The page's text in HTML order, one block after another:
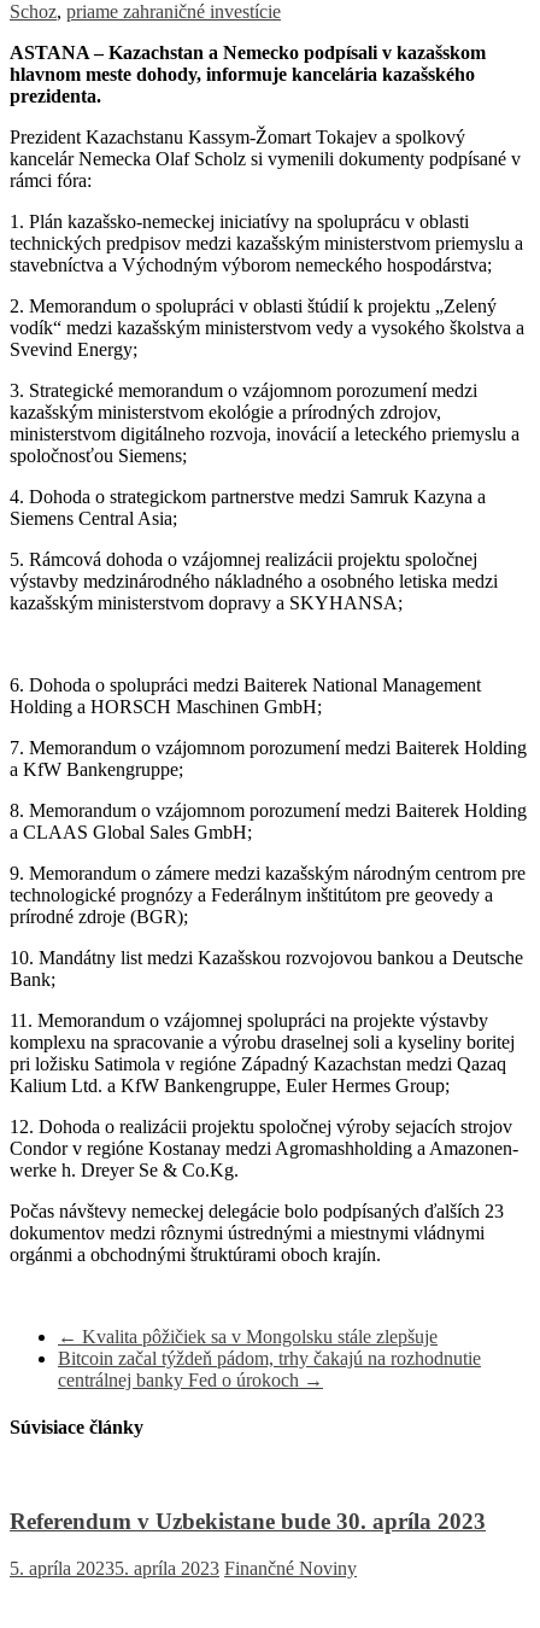
Schoz, priame zahraničné investície
ASTANA – Kazachstan a Nemecko podpísali v kazašskom
hlavnom meste dohody, informuje kancelária kazašského
prezidenta.
Prezident Kazachstanu Kassym-Žomart Tokajev a spolkový
kancelár Nemecka Olaf Scholz si vymenili dokumenty podpísané v
rámci fóra:
1. Plán kazašsko-nemeckej iniciatívy na spoluprácu v oblasti
technických predpisov medzi kazašským ministerstvom priemyslu a
stavebníctva a Východným výborom nemeckého hospodárstva;
2. Memorandum o spolupráci v oblasti štúdií k projektu „Zelený
vodík“ medzi kazašským ministerstvom vedy a vysokého školstva a
Svevind Energy;
3. Strategické memorandum o vzájomnom porozumení medzi
kazašským ministerstvom ekológie a prírodných zdrojov,
ministerstvom digitálneho rozvoja, inovácií a leteckého priemyslu a
spoločnosťou Siemens;
4. Dohoda o strategickom partnerstve medzi Samruk Kazyna a
Siemens Central Asia;
5. Rámcová dohoda o vzájomnej realizácii projektu spoločnej
výstavby medzinárodného nákladného a osobného letiska medzi
kazašským ministerstvom dopravy a SKYHANSA;
6. Dohoda o spolupráci medzi Baiterek National Management
Holding a HORSCH Maschinen GmbH;
7. Memorandum o vzájomnom porozumení medzi Baiterek Holding
a KfW Bankengruppe;
8. Memorandum o vzájomnom porozumení medzi Baiterek Holding
a CLAAS Global Sales GmbH;
9. Memorandum o zámere medzi kazašským národným centrom pre
technologické prognózy a Federálnym inštitútom pre geovedy a
prírodné zdroje (BGR);
10. Mandátny list medzi Kazašskou rozvojovou bankou a Deutsche
Bank;
11. Memorandum o vzájomnej spolupráci na projekte výstavby
komplexu na spracovanie a výrobu draselnej soli a kyseliny boritej
pri ložisku Satimola v regióne Západný Kazachstan medzi Qazaq
Kalium Ltd. a KfW Bankengruppe, Euler Hermes Group;
12. Dohoda o realizácii projektu spoločnej výroby sejacích strojov
Condor v regióne Kostanay medzi Agromashholding a Amazonen-
werke h. Dreyer Se & Co.Kg.
Počas návštevy nemeckej delegácie bolo podpísaných ďalších 23
dokumentov medzi rôznymi ústrednými a miestnymi vládnymi
orgánmi a obchodnými štruktúrami oboch krajín.
← Kvalita pôžičiek sa v Mongolsku stále zlepšuje
Bitcoin začal týždeň pádom, trhy čakajú na rozhodnutie
centrálnej banky Fed o úrokoch →
Súvisiace články
Referendum v Uzbekistane bude 30. apríla 2023
5. apríla 20235. apríla 2023 Finančné Noviny